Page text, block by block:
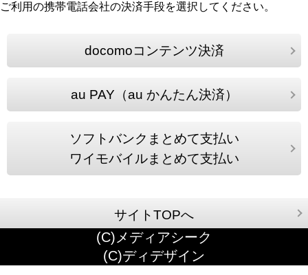
ご利用の携帯電話会社の決済手段を選択してください。
docomoコンテンツ決済
au PAY（au かんたん決済）
ソフトバンクまとめて支払い
ワイモバイルまとめて支払い
サイトTOPへ
(C)メディアシーク
(C)ディデザイン